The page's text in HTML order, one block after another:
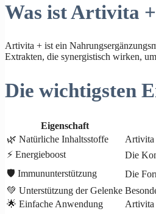
Was ist Artivita
Artivita + ist ein
Extrakten, die synergistisch wirken,
Die wichtigsten
Eigenschaft
🌿 Natürliche Inhaltsstoffe
Artivita
⚡ Energieboost
Die
🛡️ Immununterstützung
Die
💚 Unterstützung der Gelenke
🌟 Einfache Anwendung
Artivita